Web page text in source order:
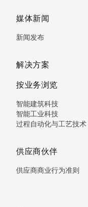
媒体新闻
新闻发布
解决方案
按业务浏览
智能建筑科技
智能工业科技
过程自动化与工艺技术
供应商伙伴
供应商商业行为准则